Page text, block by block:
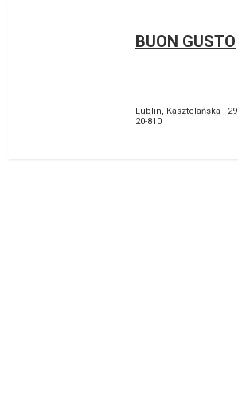
BUON GUSTO
Lublin, Kasztelańska , 29
20-810